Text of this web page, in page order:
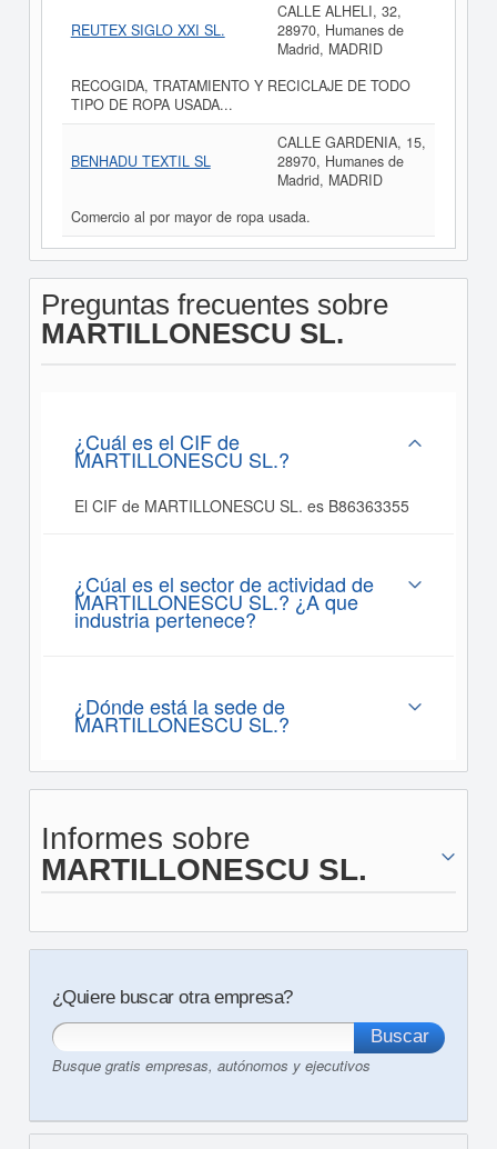
REUTEX SIGLO XXI SL.
CALLE ALHELI, 32,
28970, Humanes de
Madrid, MADRID
RECOGIDA, TRATAMIENTO Y RECICLAJE DE TODO
TIPO DE ROPA USADA...
BENHADU TEXTIL SL
CALLE GARDENIA, 15,
28970, Humanes de
Madrid, MADRID
Comercio al por mayor de ropa usada.
Preguntas frecuentes sobre
MARTILLONESCU SL.
¿Cuál es el CIF de
MARTILLONESCU SL.?
El CIF de MARTILLONESCU SL. es B86363355
¿Cúal es el sector de actividad de
MARTILLONESCU SL.? ¿A que
industria pertenece?
¿Dónde está la sede de
MARTILLONESCU SL.?
Informes sobre
MARTILLONESCU SL.
¿Quiere buscar otra empresa?
Busque gratis empresas, autónomos y ejecutivos